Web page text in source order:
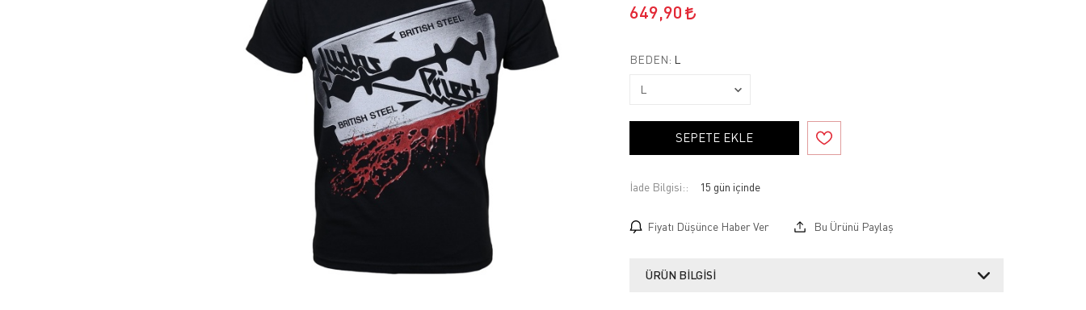
649,90
BEDEN: L
SEPETE EKLE
İade Bilgisi:
Fiyatı Düşünce Haber Ver Bu Ürünü Paylaş
ÜRÜN BILGISI